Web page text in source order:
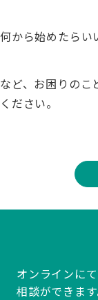
何から始めたらい
など、お困りのこ
ください。
オンラインに
相談ができます